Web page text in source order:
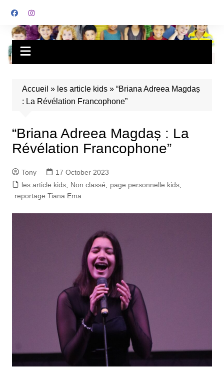
Accueil » les article kids» “Briana Adreea Magdaș
: La Révélation Francophone”
“Briana Adreea Magdaș : La
Révélation Francophone”
Tony
17 October 2023
les article kids, Non classé page personnelle kids,
reportage Tiana Ema